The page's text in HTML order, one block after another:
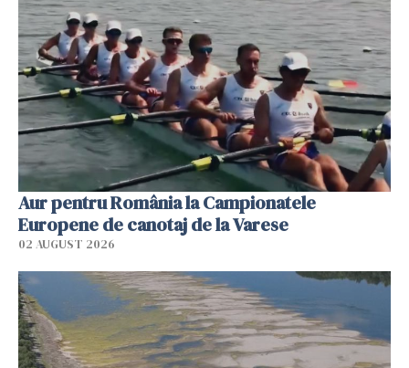
Aur pentru România la Campionatele
Europene de canotaj de la Varese
02 AUGUST 2026